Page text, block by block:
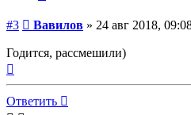
#3 Сообщение
Вавилов » 24 авг 2018,
Годится, рассмешили)
началу
Ответить